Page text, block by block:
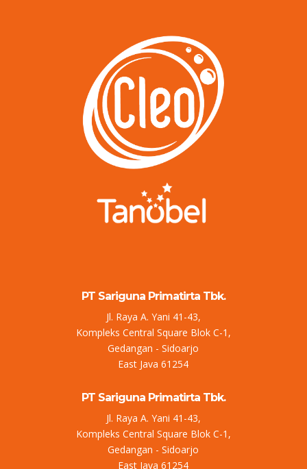
PT Sariguna Primatirta Tbk.
Jl. Raya A. Yani 41-43,
Kompleks Central Square Blok C-1,
Gedangan - Sidoarjo
East Java 61254
PT Sariguna Primatirta Tbk.
Jl. Raya A. Yani 41-43,
Kompleks Central Square Blok C-1,
Gedangan - Sidoarjo
East Java 61254